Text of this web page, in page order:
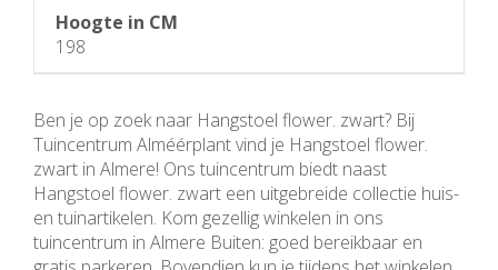
Hoogte in CM
198
Ben je op zoek naar Hangstoel flower. zwart? Bij
Tuincentrum Alméérplant vind je Hangstoel flower.
zwart in Almere! Ons tuincentrum biedt naast
Hangstoel flower. zwart een uitgebreide collectie huis-
en tuinartikelen. Kom gezellig winkelen in ons
tuincentrum in Almere Buiten: goed bereikbaar en